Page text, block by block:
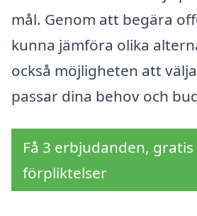
mål. Genom att begära
kunna jämföra olika
också möjligheten att
passar dina behov och
Få 3 erbjudanden,
förpliktelser